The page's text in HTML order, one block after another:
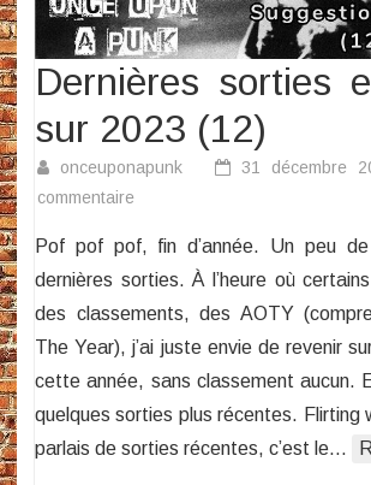
Dernières sorties
sur 2023 (12)
onceuponapunk 31 décembre
commentaire
sorties
et
retour
sur
2023
(12)
Pof pof pof, fin d’année. Un peu
dernières sorties. À l’heure où
des classements, des AOTY
The Year), j’ai juste envie de revenir
cette année, sans classement aucun.
quelques sorties plus récentes. Flirting
parlais de sorties récentes, c’est le…